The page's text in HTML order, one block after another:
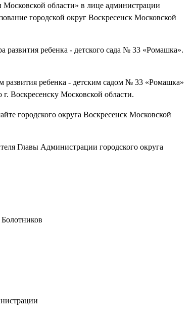
области» в лице администрации
городской округ Воскресенск Московской
развития ребенка - детского сада № 33 «Ромашка».
ребенка - детским садом № 33 «Ромашка»
Воскресенску Московской области.
городского округа Воскресенск Московской
Главы Администрации городского округа